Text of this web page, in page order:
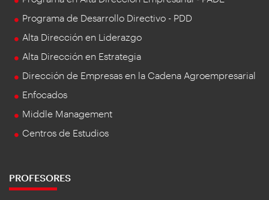
Programa de Desarrollo Directivo - PDD
Alta Dirección en Liderazgo
Alta Dirección en Estrategia
Dirección de Empresas en la Cadena Agroempresarial
Enfocados
Middle Management
Centros de Estudios
PROFESORES